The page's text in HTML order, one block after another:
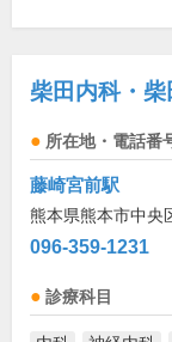
柴田内科・
所在地・電話番
藤崎宮前駅
熊本県熊本市中央
096-359-1231
診療科目